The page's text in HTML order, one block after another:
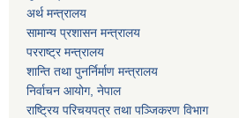
अर्थ मन्त्रालय
सामान्य प्रशासन मन्त्रालय
परराष्ट्र मन्त्रालय
शान्ति तथा पुनर्निर्माण मन्त्रालय
निर्वाचन आयोग, नेपाल
राष्ट्रिय परिचयपत्र तथा पञ्जिकरण विभाग